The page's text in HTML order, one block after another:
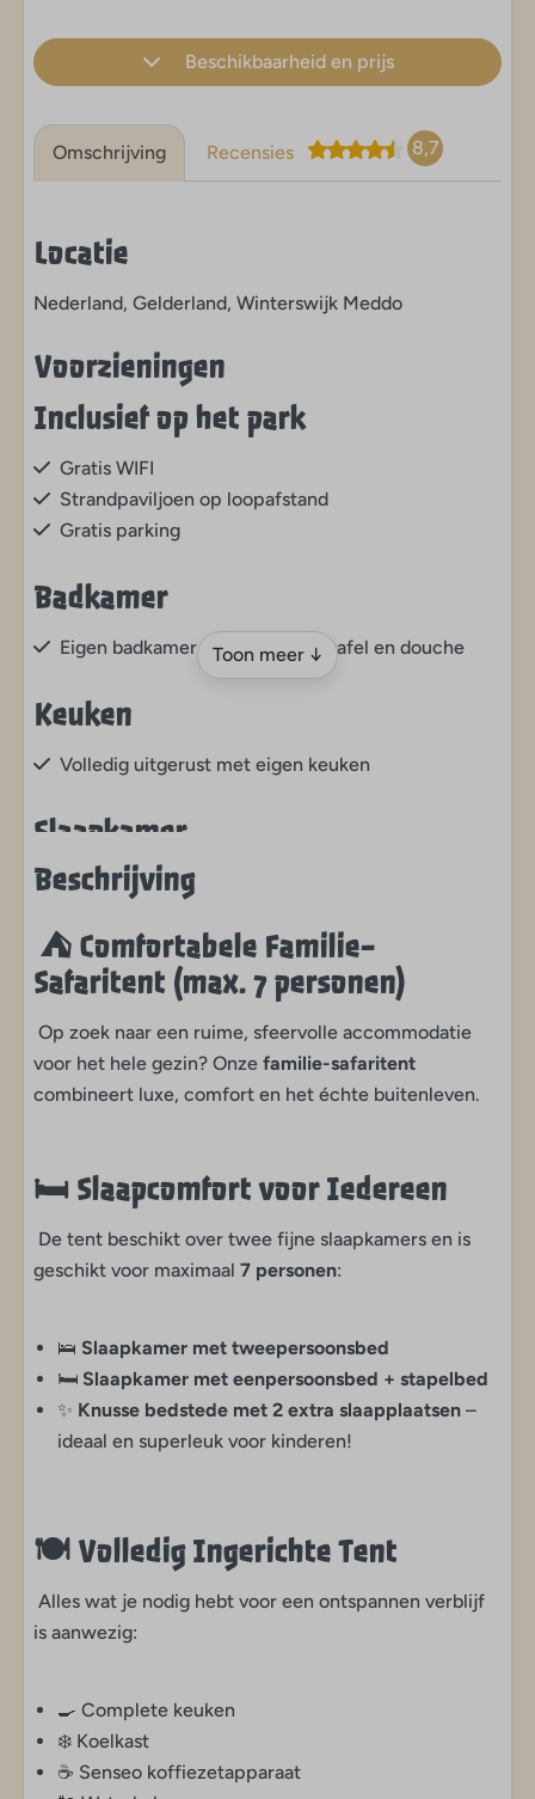
Beschikbaarheid en prijs
Omschrijving Recensies 8,7
Locatie
Nederland, Gelderland, Winterswijk Meddo
Voorzieningen
Inclusief op het park
Gratis WIFI
Strandpaviljoen op loopafstand
Gratis parking
Badkamer
Eigen badkamer met toilet, wastafel en douche
Keuken
Volledig uitgerust met eigen keuken
Slaapkamer
Bedden aanwezig
Woonruimte
Ruime woonkamer
Compleet gemeubileerd
Buiten
Tafel en stoelen, servies- en
bestekset
Huisdieren
Huisdieren toegestaan
Met speeltuintje
Kinderen
Op loopafstand van indoor Avonturenpark
Waterpret op loopafstand van 't Hilgelo
Speeltuintje op bijna elk veld
Toon meer ↓
Beschrijving
⛺️ Comfortabele Familie-
Safaritent (max. 7 personen)
Op zoek naar een ruime, sfeervolle accommodatie
voor het hele gezin? Onze familie-safaritent
combineert luxe, comfort en het échte buitenleven.
🛏️ Slaapcomfort voor Iedereen
De tent beschikt over twee fijne slaapkamers en is
geschikt voor maximaal 7 personen:
🛌 Slaapkamer met tweepersoonsbed
🛏️ Slaapkamer met eenpersoonsbed + stapelbed
✨ Knusse bedstede met 2 extra slaapplaatsen –
ideaal en superleuk voor kinderen!
🍽️ Volledig Ingerichte Tent
Alles wat je nodig hebt voor een ontspannen verblijf
is aanwezig:
🍳 Complete keuken
❄️ Koelkast
☕ Senseo koffiezetapparaat